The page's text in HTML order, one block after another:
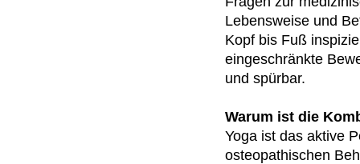
Lebensweise und
Kopf bis Fuß
eingeschränkte
und spürbar.
Warum ist die
Yoga ist das aktive
osteopathischen